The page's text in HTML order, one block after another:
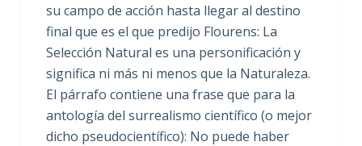
su campo de acción hasta llegar al destino
final que es el que predijo Flourens: La
Selección Natural es una personificación y
significa ni más ni menos que la Naturaleza.
El párrafo contiene una frase que para la
antología del surrealismo científico (o mejor
dicho pseudocientífico): No puede haber